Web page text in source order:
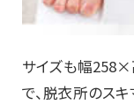
サイズも幅
で、脱衣所のス